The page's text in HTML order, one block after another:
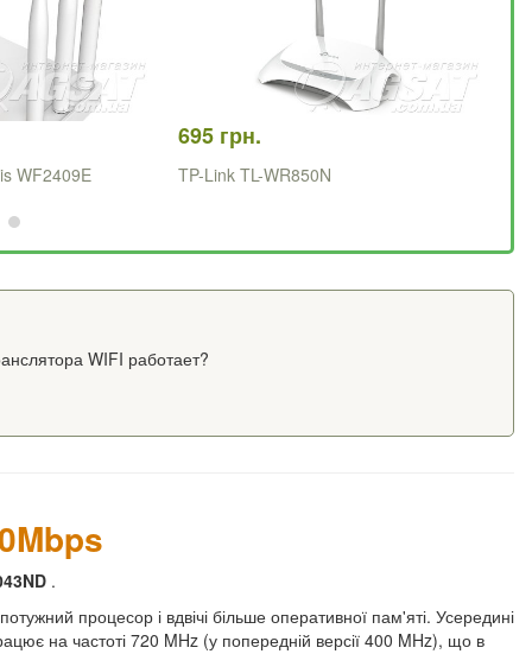
WF2409E
695 грн.
TP-Link TL-WR850N
WIFI работает?
.
процесор і вдвічі більше оперативної пам'яті. Усередині
на частоті 720 MHz (у попередній версії 400 MHz), що в